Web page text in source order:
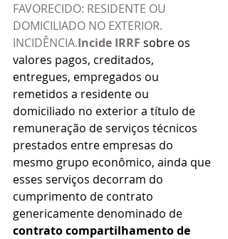
FAVORECIDO: RESIDENTE OU
DOMICILIADO NO EXTERIOR.
INCIDÊNCIA.Incide IRRF sobre os
valores pagos, creditados,
entregues, empregados ou
remetidos a residente ou
domiciliado no exterior a título de
remuneração de serviços técnicos
prestados entre empresas do
mesmo grupo econômico, ainda que
esses serviços decorram do
cumprimento de contrato
genericamente denominado de
contrato compartilhamento de